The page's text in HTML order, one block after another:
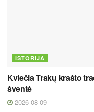
ISTORIJA
Kviečia Trakų krašto
šventė
2026 08 09